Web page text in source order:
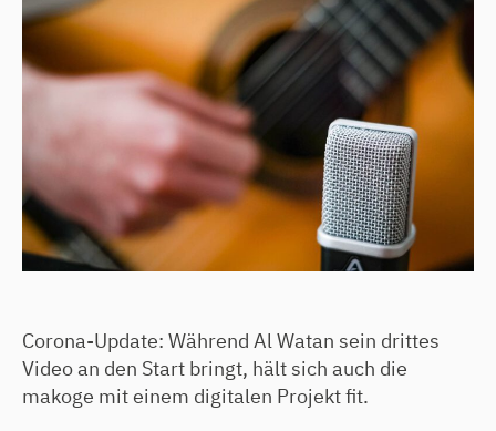
Corona-Update: Während Al Watan sein drittes
Video an den Start bringt, hält sich auch die
makoge mit einem digitalen Projekt fit.